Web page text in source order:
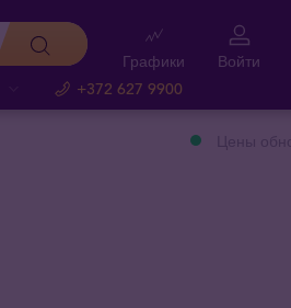
+372 627 9900
Графики Войти